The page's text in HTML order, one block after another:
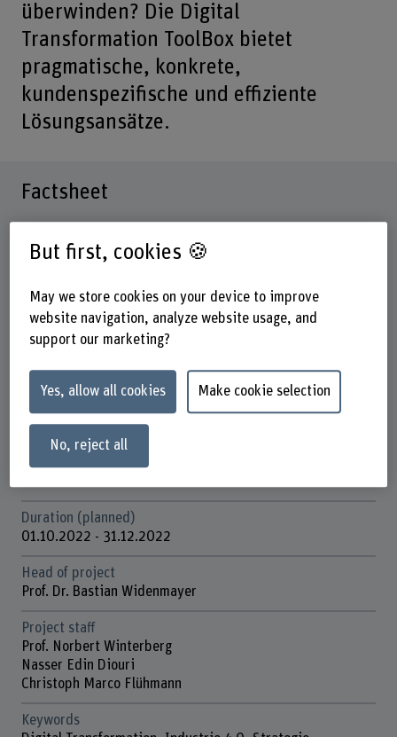
überwinden? Die Digital
Transformation ToolBox bietet
pragmatische, konkrete,
kundenspezifische und effiziente
Lösungsansätze.
Factsheet
Schools involved
School of Architecture, Wood and Civil Engineering
Institute(s)
Institute for Digital Construction and Wood Industry IDBH
Research unit(s)
IDAS / Management Science, Innovation, Sustainability
and Entrepreneurship (MSIE)
Funding organisation
Duration (planned)
01.10.2022 - 31.12.2022
Head of project
Prof. Dr. Bastian Widenmayer
Project staff
Prof. Norbert Winterberg
Nasser Edin Diouri
Christoph Marco Flühmann
Keywords
But first, cookies 🍪
May we store cookies on your device to improve
website navigation, analyze website usage, and
support our marketing?
Yes, allow all cookies Make cookie selection
No, reject all